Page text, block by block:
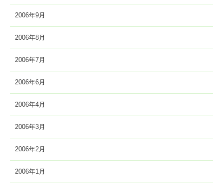
2006年9月
2006年8月
2006年7月
2006年6月
2006年4月
2006年3月
2006年2月
2006年1月